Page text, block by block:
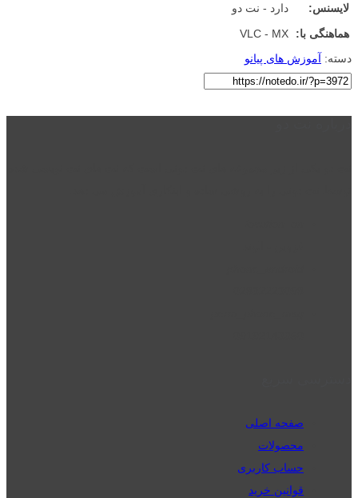
لایسنس:
دارد - نت دو
هماهنگی با:
VLC - MX
دسته: آموزش های پیانو
صفحه اصلی
محصولات
حساب کاربری
قوانین خرید